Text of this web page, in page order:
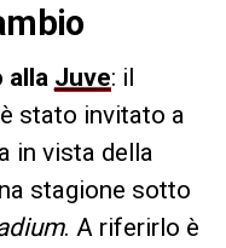
alla Juve: il
stato invitato a
in vista della
stagione sotto
. A riferirlo è